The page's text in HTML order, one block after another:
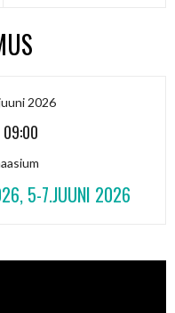
2026
09:00
5-7.JUUNI 2026